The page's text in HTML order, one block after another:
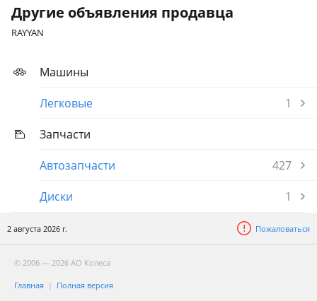
Другие объявления продавца
RAYYAN
Машины
Легковые
1
Запчасти
Автозапчасти
427
Диски
1
2 августа 2026 г. Пожаловаться
© 2006 — 2026 АО Колеса
Главная Полная версия